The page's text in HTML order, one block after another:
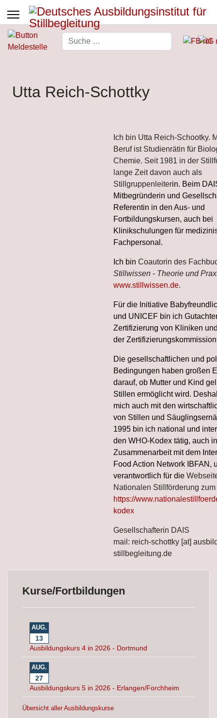
Suchen
Utta Reich-Schottky
Ich bin Utta Reich-Schootky.
Beruf ist Studienrätin für
Chemie. Seit 1981 in der
lange Zeit davon auch als
Stillgruppenleiterin. Beim
Mitbegründerin und
Referentin in den Aus- und
Fortbildungskursen, auch bei
Klinikschulungen für
Fachpersonal.
Ich bin Coautorin des
Stillwissen - Theorie und
www.stillwissen.de.
Für die Initiative
und UNICEF bin ich
Zertifizierung von Kliniken
der
Die gesellschaftlichen und
Bedingungen haben großen
darauf, ob Mutter und Kind
Stillen ermöglicht wird.
mich auch mit den
von Stillen und
1995 bin ich national und
den WHO-Kodex tätig, auch in
Zusammenarbeit mit dem
Food Action Network IBFAN,
verantwortlich für die
Nationalen Stillförderung
https://
kodex
Gesellschafterin DAIS
mail: reich-schottky [at]
stillbegleitung.de
Kurse/Fortbildungen
AUG.
13
Ausbildungskurs 4 in 2026 - Dortmund
AUG.
27
Ausbildungskurs 5 in 2026 - Erlangen/Forchheim
Übersicht aller Ausbildungskurse